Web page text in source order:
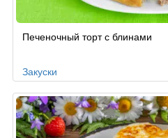
Печеночный торт с блинами
Закуски